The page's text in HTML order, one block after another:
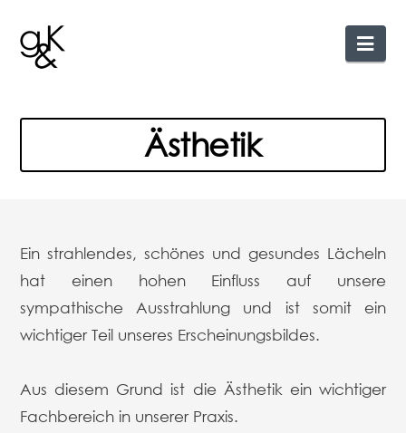
Ästhetik
Ein strahlendes, schönes und gesundes Lächeln
hat einen hohen Einfluss auf unsere
sympathische Ausstrahlung und ist somit ein
wichtiger Teil unseres Erscheinungsbildes.
Aus diesem Grund ist die Ästhetik ein wichtiger
Fachbereich in unserer Praxis.